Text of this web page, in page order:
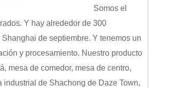
Somos el
Y hay alrededor de 300
de septiembre. Y tenemos un
y procesamiento. Nuestro producto
mesa de comedor, mesa de centro,
de Shachong de Daze Town,